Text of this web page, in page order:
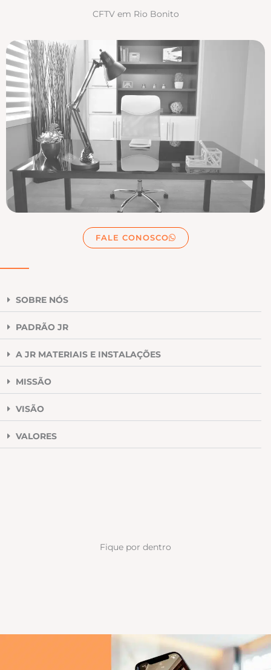
CFTV em Rio Bonito
FALE CONOSCO
SOBRE NÓS
PADRÃO JR
A JR MATERIAIS E INSTALAÇÕES
MISSÃO
VISÃO
VALORES
Fique por dentro